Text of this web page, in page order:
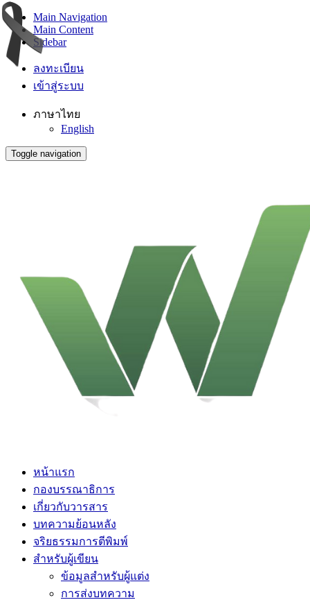
Main Navigation
Main Content
Sidebar
ลงทะเบียน
เข้าสู่ระบบ
ภาษาไทย
English
Toggle navigation
หน้าแรก
กองบรรณาธิการ
เกี่ยวกับวารสาร
บทความย้อนหลัง
จริยธรรมการตีพิมพ์
สำหรับผู้เขียน
ข้อมูลสำหรับผู้แต่ง
การส่งบทความ